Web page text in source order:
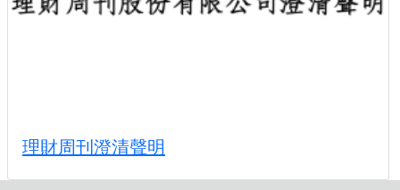
理財周刊澄清聲明